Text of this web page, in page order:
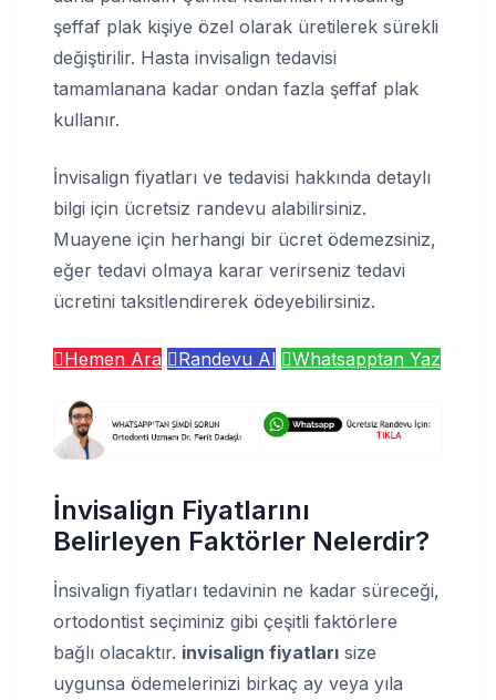
şeffaf plak kişiye özel olarak üretilerek sürekli
değiştirilir. Hasta invisalign tedavisi
tamamlanana kadar ondan fazla şeffaf plak
kullanır.
İnvisalign fiyatları ve tedavisi hakkında detaylı
bilgi için ücretsiz randevu alabilirsiniz.
Muayene için herhangi bir ücret ödemezsiniz,
eğer tedavi olmaya karar verirseniz tedavi
ücretini taksitlendirerek ödeyebilirsiniz.
Hemen Ara Randevu Al Whatsapptan Yaz
İnvisalign Fiyatlarını
Belirleyen Faktörler Nelerdir?
İnsivalign fiyatları tedavinin ne kadar süreceği,
ortodontist seçiminiz gibi çeşitli faktörlere
bağlı olacaktır. invisalign fiyatları size
uygunsa ödemelerinizi birkaç ay veya yıla